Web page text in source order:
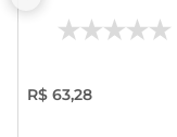
R$ 63,28